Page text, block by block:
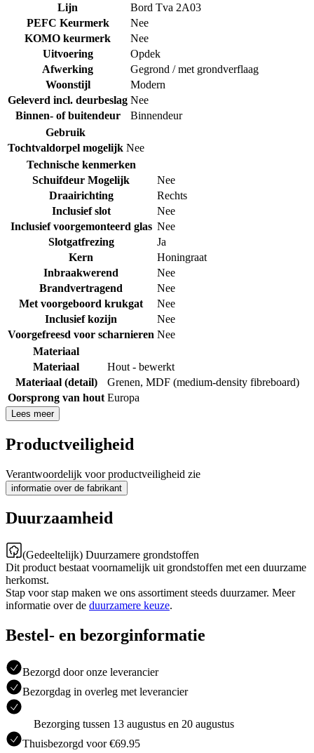
Lijn
Bord Tva 2A03
PEFC Keurmerk
Nee
KOMO keurmerk
Nee
Uitvoering
Opdek
Afwerking
Gegrond / met grondverflaag
Woonstijl
Modern
Geleverd incl. deurbeslag Nee
Binnen- of buitendeur
Binnendeur
Gebruik
Tochtvaldorpel mogelijk Nee
Technische kenmerken
Schuifdeur Mogelijk
Nee
Draairichting
Rechts
Inclusief slot
Nee
Inclusief voorgemonteerd glas Nee
Slotgatfrezing
Ja
Kern
Honingraat
Inbraakwerend
Nee
Brandvertragend
Nee
Met voorgeboord krukgat
Nee
Inclusief kozijn
Nee
Voorgefreesd voor scharnieren Nee
Materiaal
Materiaal
Hout - bewerkt
Materiaal (detail)
Grenen, MDF (medium-density fibreboard)
Oorsprong van hout Europa
Lees meer
Productveiligheid
Verantwoordelijk voor productveiligheid zie
informatie over de fabrikant
Duurzaamheid
(Gedeeltelijk) Duurzamere grondstoffen
Dit product bestaat voornamelijk uit grondstoffen met een duurzame
herkomst.
Stap voor stap maken we ons assortiment steeds duurzamer. Meer
informatie over de duurzamere keuze.
Bestel- en bezorginformatie
Bezorgd door onze leverancier
Bezorgdag in overleg met leverancier
Bezorging tussen 13 augustus en 20 augustus
Thuisbezorgd voor €69.95